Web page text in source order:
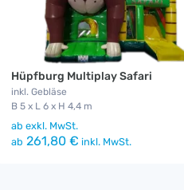
Hüpfburg Multiplay Safari
inkl. Gebläse
B 5 x L 6 x H 4,4 m
ab exkl. MwSt.
ab 261,80 € inkl. MwSt.